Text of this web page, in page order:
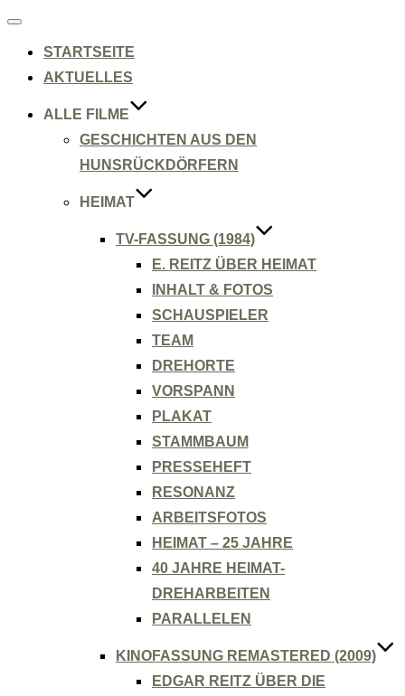
Navigation
STARTSEITE
AKTUELLES
ALLE FILME
GESCHICHTEN AUS DEN
HUNSRÜCKDÖRFERN
HEIMAT
TV-FASSUNG (1984)
E. REITZ ÜBER HEIMAT
INHALT & FOTOS
SCHAUSPIELER
TEAM
DREHORTE
VORSPANN
PLAKAT
STAMMBAUM
PRESSEHEFT
RESONANZ
ARBEITSFOTOS
HEIMAT – 25 JAHRE
40 JAHRE HEIMAT-
DREHARBEITEN
PARALLELEN
KINOFASSUNG REMASTERED (2009)
EDGAR REITZ ÜBER DIE